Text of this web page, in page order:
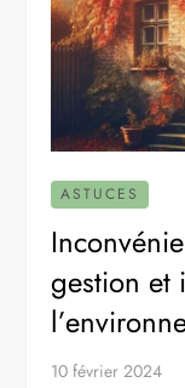
ASTUCES
gestion et
10 février 2024